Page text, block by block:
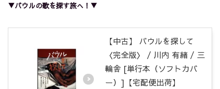
▼バウルの歌を探す旅へ！▼
【中古】 バウルを探して
〈完全版〉 / 川内 有緒 / 三
輪舎 [単行本（ソフトカバ
ー）]【宅配便出荷】